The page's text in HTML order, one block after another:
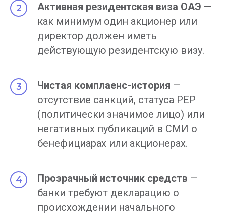
Активная резидентская виза ОАЭ —
как минимум один акционер или
директор должен иметь
действующую резидентскую визу.
Чистая комплаенс-история —
отсутствие санкций, статуса PEP
(политически значимое лицо) или
негативных публикаций в СМИ о
бенефициарах или акционерах.
Прозрачный источник средств —
банки требуют декларацию о
происхождении начального